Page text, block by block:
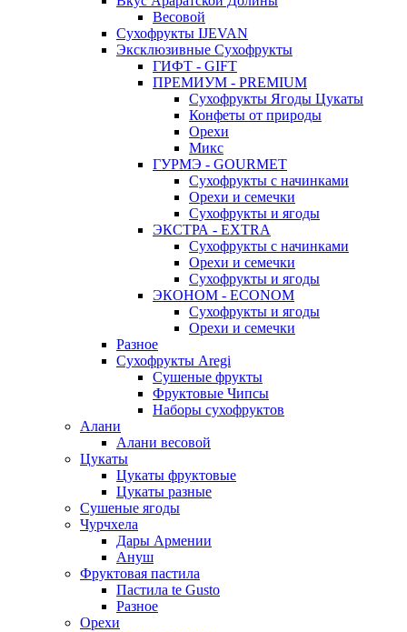
Весовой
Сухофрукты IJEVAN
Эксклюзивные Сухофрукты
ГИФТ - GIFT
ПРЕМИУМ - PREMIUM
Сухофрукты Ягоды Цукаты
Конфеты от природы
Орехи
Микс
ГУРМЭ - GOURMET
Сухофрукты с начинками
Орехи и семечки
Сухофрукты и ягоды
ЭКСТРА - EXTRA
Сухофрукты с начинками
Орехи и семечки
Сухофрукты и ягоды
ЭКОНОМ - ECONOM
Сухофрукты и ягоды
Орехи и семечки
Разное
Сухофрукты Aregi
Сушеные фрукты
Фруктовые Чипсы
Наборы сухофруктов
Алани
Алани весовой
Цукаты
Цукаты фруктовые
Цукаты разные
Сушеные ягоды
Чурчхела
Дары Армении
Ануш
Фруктовая пастила
Пастила te Gusto
Разное
Орехи